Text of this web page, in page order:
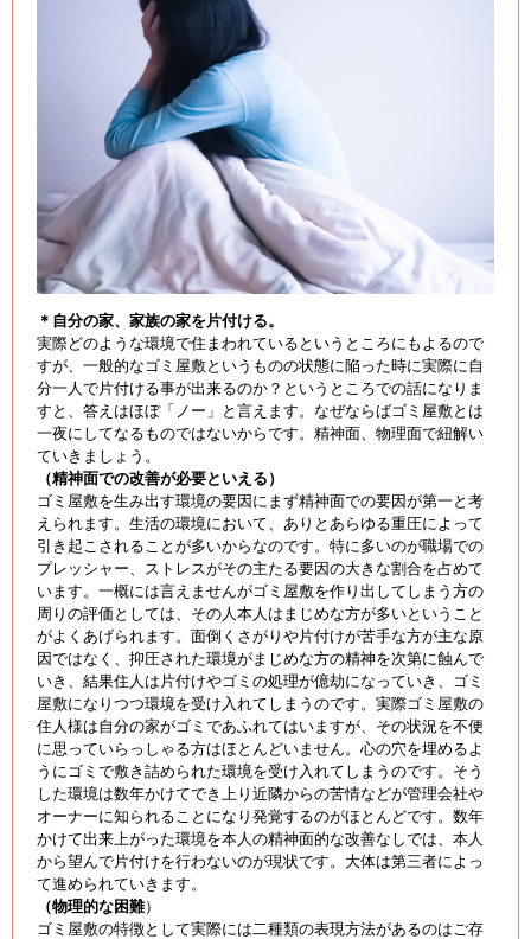
＊自分の家、家族の家を片付ける。
実際どのような環境で住まわれているというところにもよるので
すが、一般的なゴミ屋敷というものの状態に陥った時に実際に自
分一人で片付ける事が出来るのか？というところでの話になりま
すと、答えはほぼ「ノー」と言えます。なぜならばゴミ屋敷とは
一夜にしてなるものではないからです。精神面、物理面で紐解い
ていきましょう。
（精神面での改善が必要といえる）
ゴミ屋敷を生み出す環境の要因にまず精神面での要因が第一と考
えられます。生活の環境において、ありとあらゆる重圧によって
引き起こされることが多いからなのです。特に多いのが職場での
プレッシャー、ストレスがその主たる要因の大きな割合を占めて
います。一概には言えませんがゴミ屋敷を作り出してしまう方の
周りの評価としては、その人本人はまじめな方が多いということ
がよくあげられます。面倒くさがりや片付けが苦手な方が主な原
因ではなく、抑圧された環境がまじめな方の精神を次第に蝕んで
いき、結果住人は片付けやゴミの処理が億劫になっていき、ゴミ
屋敷になりつつ環境を受け入れてしまうのです。実際ゴミ屋敷の
住人様は自分の家がゴミであふれてはいますが、その状況を不便
に思っていらっしゃる方はほとんどいません。心の穴を埋めるよ
うにゴミで敷き詰められた環境を受け入れてしまうのです。そう
した環境は数年かけてでき上り近隣からの苦情などが管理会社や
オーナーに知られることになり発覚するのがほとんどです。数年
かけて出来上がった環境を本人の精神面的な改善なしでは、本人
から望んで片付けを行わないのが現状です。大体は第三者によっ
て進められていきます。
（物理的な困難）
ゴミ屋敷の特徴として実際には二種類の表現方法があるのはご存